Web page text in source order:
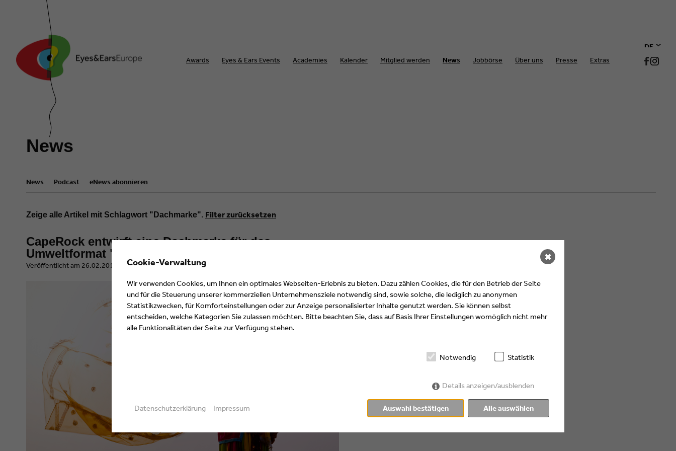
Awards Eyes & Ears Events Academies Kalender Mitglied werden News Jobbörse Über uns Presse Extras
DE
EN
News
News Podcast eNews abonnieren
Zeige alle Artikel mit Schlagwort "Dachmarke". Filter zurücksetzen
CapeRock entwirft eine Dachmarke für das
Umweltformat "Eco" der Deutschen Welle
​Veröffentlicht am 26.02.2019 von Eyes & Ears of Europe
Cookie-Verwaltung
Wir verwenden Cookies, um Ihnen ein optimales Webseiten-Erlebnis zu bieten. Dazu zählen Cookies, die für den Betrieb der Seite
und für die Steuerung unserer kommerziellen Unternehmensziele notwendig sind, sowie solche, die lediglich zu anonymen
Statistikzwecken, für Komforteinstellungen oder zur Anzeige personalisierter Inhalte genutzt werden. Sie können selbst
entscheiden, welche Kategorien Sie zulassen möchten. Bitte beachten Sie, dass auf Basis Ihrer Einstellungen womöglich nicht mehr
alle Funktionalitäten der Seite zur Verfügung stehen.
Notwendig Statistik
Details anzeigen/ausblenden
Auswahl bestätigen Alle auswählen
Datenschutzerklärung Impressum
✖